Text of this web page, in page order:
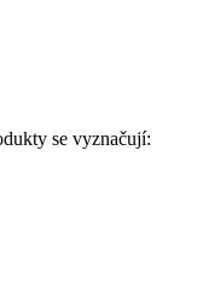
se vyznačují: